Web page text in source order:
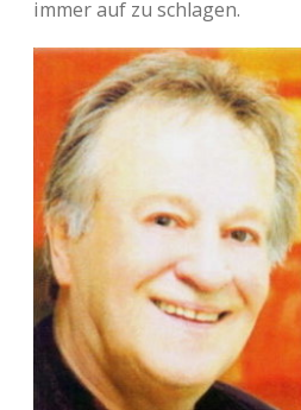
immer auf zu schlagen.